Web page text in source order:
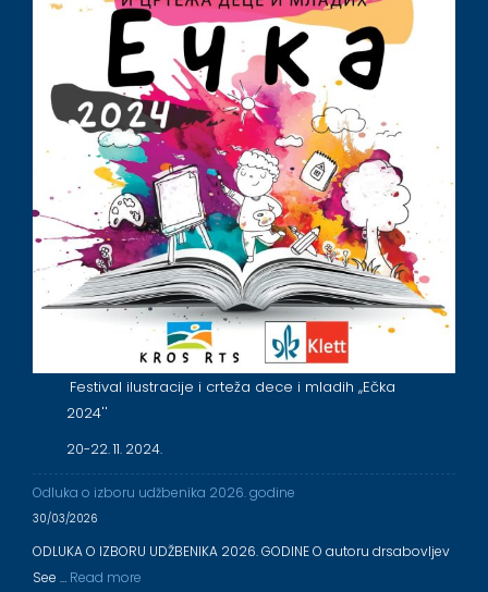
Festival ilustracije i crteža dece i mladih ,,Ečka
2024''
20-22. 11. 2024.
Odluka o izboru udžbenika 2026. godine
30/03/2026
ODLUKA O IZBORU UDŽBENIKA 2026. GODINE O autoru drsabovljev
See … Read more